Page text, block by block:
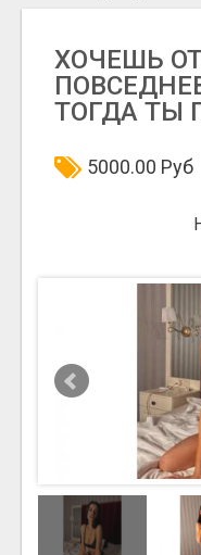
ХОЧЕШЬ
ТОГДА ТЫ
5000.00 Руб